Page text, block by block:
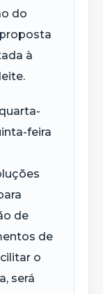
do
à
feira
de
de
o
será